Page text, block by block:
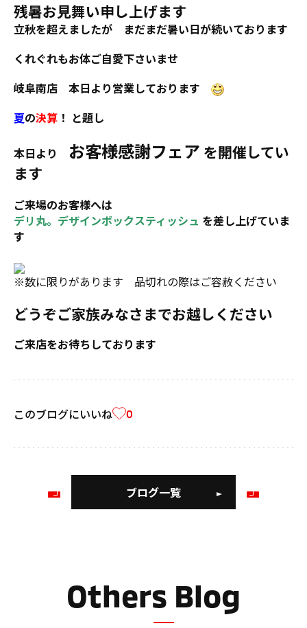
残暑お見舞い申し上げます
立秋を超えましたが まだまだ暑い日が続いております
くれぐれもお体ご自愛下さいませ
岐阜南店 本日より営業しております
夏の決算 ！ と題し
本日より お客様感謝フェア を開催してい
ます
ご来場のお客様へは
デリ丸。デザインボックスティッシュ を差し上げていま
す
※数に限りがあります 品切れの際はご容赦ください
どうぞご家族みなさまでお越しください
ご来店をお待ちしております
このブログにいいね 0
前
ブログ一覧
次
Others Blog